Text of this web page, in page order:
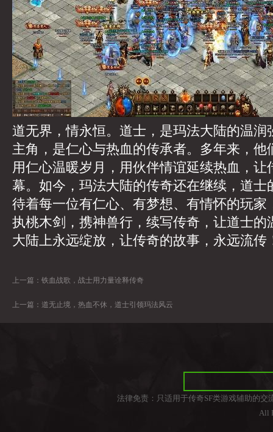
道无界，情永恒。道士，是玛法大陆的温润
主角，是仁心与热血的传承者。多年来，他
用仁心温暖岁月，用伙伴情谊延续热血，让
幕。如今，玛法大陆的传奇还在继续，道士
待着每一位有仁心、有梦想、有情怀的玩家
执桃木剑，携神兽行，续写传奇，让道士的
大陆上永远绽放，让传奇的故事，永远流传
上一篇： 铁血战歌，战士用力量诠释传奇
上一篇： 道无止境，热血不休，道士引领玛法风云
法律免责：只适用于传奇SF类游戏辅助的
All